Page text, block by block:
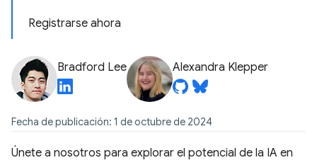
Registrarse ahora
Bradford Lee Alexandra Klepper
Fecha de publicación: 1 de octubre de 2024
Únete a nosotros para explorar el potencial de la IA en